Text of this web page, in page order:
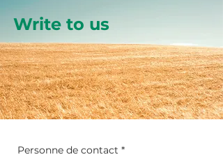
Write to us
Personne de contact *